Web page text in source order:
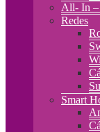
All- In
Redes
Smart